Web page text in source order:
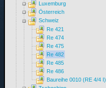
Luxemburg
Österreich
Schweiz
Re 421
Re 474
Re 475
Re 482
Re 485
Re 486
Baureihe 0010 (RE 4/4 I)